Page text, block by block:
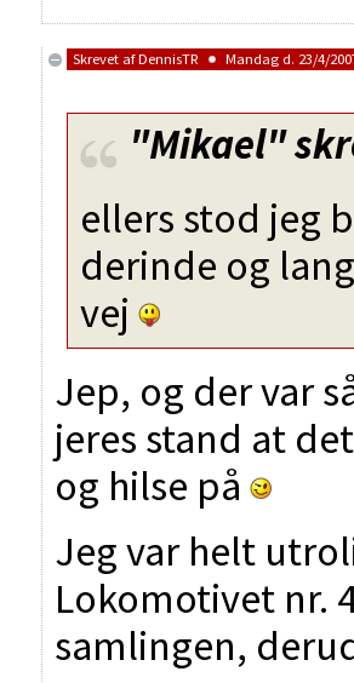
Skrevet afDennisTR Mandag d. 23/4/
"Mikael"
ellers stod jeg
derinde og
vej
Jep, og der var
jeres stand at
og hilse på
Jeg var helt
Lokomotivet nr.
samlingen,